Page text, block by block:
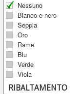
Nessuno
Bianco e nero
Seppia
Oro
Rame
Blu
Verde
Viola
RIBALTAMENTO